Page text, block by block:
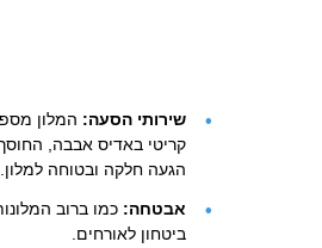
שירותי הסעה: המלון
קריטי באדיס אבבה,
הגעה חלקה ובטוחה למלון.
אבטחה:
ביטחון לאורחים.